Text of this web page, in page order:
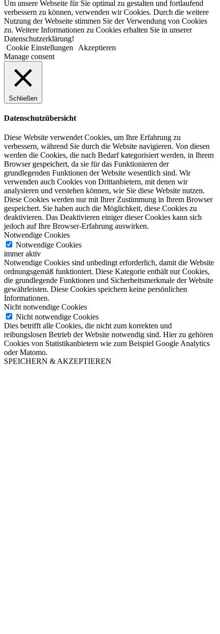
Um unsere Webseite für Sie optimal zu gestalten und fortlaufend
verbessern zu können, verwenden wir Cookies. Durch die weitere
Nutzung der Webseite stimmen Sie der Verwendung von Cookies
zu. Weitere Informationen zu Cookies erhalten Sie in unserer
Datenschutzerklärung!
Cookie Einstellungen
Akzeptieren
Manage consent
Schließen
Datenschutzübersicht
Diese Website verwendet Cookies, um Ihre Erfahrung zu
verbessern, während Sie durch die Website navigieren. Von diesen
werden die Cookies, die nach Bedarf kategorisiert werden, in Ihrem
Browser gespeichert, da sie für das Funktionieren der
grundlegenden Funktionen der Website wesentlich sind. Wir
verwenden auch Cookies von Drittanbietern, mit denen wir
analysieren und verstehen können, wie Sie diese Website nutzen.
Diese Cookies werden nur mit Ihrer Zustimmung in Ihrem Browser
gespeichert. Sie haben auch die Möglichkeit, diese Cookies zu
deaktivieren. Das Deaktivieren einiger dieser Cookies kann sich
jedoch auf Ihre Browser-Erfahrung auswirken.
Notwendige Cookies
Notwendige Cookies
immer aktiv
Notwendige Cookies sind unbedingt erforderlich, damit die Website
ordnungsgemäß funktioniert. Diese Kategorie enthält nur Cookies,
die grundlegende Funktionen und Sicherheitsmerkmale der Website
gewährleisten. Diese Cookies speichern keine persönlichen
Informationen.
Nicht notwendige Cookies
Nicht notwendige Cookies
Dies betrifft alle Cookies, die nicht zum korrekten und
reibungslosen Betrieb der Website notwendig sind. Hier zu gehören
Cookies von Statistikanbietern wie zum Beispiel Google Analytics
oder Matomo.
SPEICHERN & AKZEPTIEREN